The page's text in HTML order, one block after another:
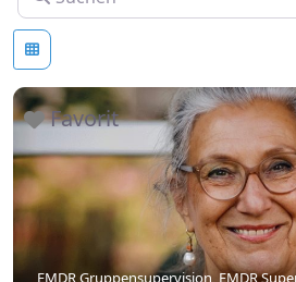
Favorit
EMDR Gruppensupervision, EMDR